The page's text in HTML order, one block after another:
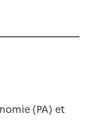
(PA) et